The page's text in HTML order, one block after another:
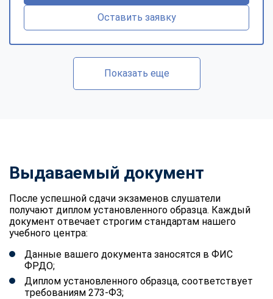
Оставить заявку
Показать еще
Выдаваемый документ
После успешной сдачи экзаменов слушатели
получают диплом установленного образца. Каждый
документ отвечает строгим стандартам нашего
учебного центра:
Данные вашего документа заносятся в ФИС
ФРДО;
Диплом установленного образца, соответствует
требованиям 273-ФЗ;